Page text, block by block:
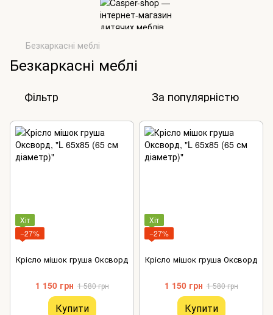
Безкаркасні меблі
Безкаркасні меблі
Фільтр За популярністю
Хіт
−27%
Крісло мішок груша Оксворд
1 150 грн 1 580 грн
Купити
Хіт
−27%
Крісло мішок груша Оксворд
1 150 грн 1 580 грн
Купити